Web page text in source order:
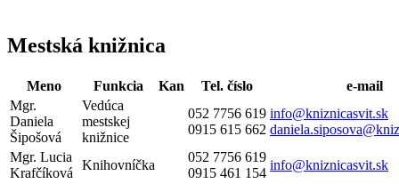
Mestská knižnica
Meno Funkcia Kan Tel. číslo
e-mail
Mgr.
Daniela
Šipošová
Vedúca
mestskej
knižnice
052 7756 619
0915 615 662
info@kniznicasvit.sk
Mgr. Lucia
Krafčíková
Knihovníčka
052 7756 619
0915 461 154
info@kniznicasvit.sk